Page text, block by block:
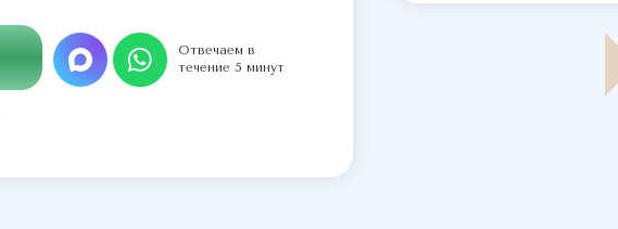
Отвечаем в
течение 5 минут